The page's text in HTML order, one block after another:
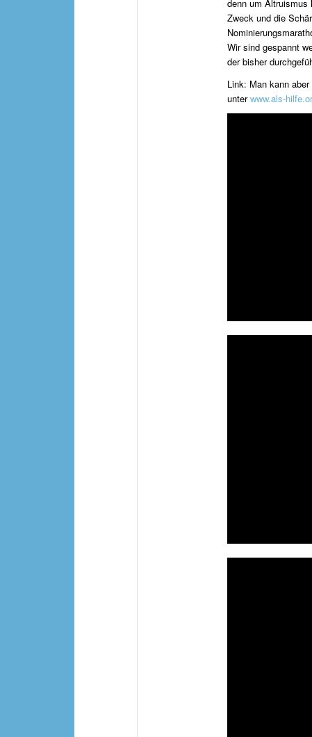
denn um Altruismus
Zweck und die
Wir sind gespannt
der bisher
Link: Man kann
unterwww.als-